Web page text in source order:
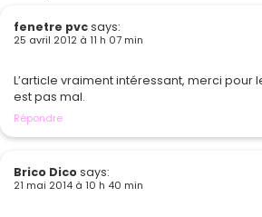
fenetre pvcsays:
25 avril 2012 à 11 h 07 min
L’article vraiment intéressant, merci pour
est pas mal.
Répondre
Brico Dicosays:
21 mai 2014 à 10 h 40 min